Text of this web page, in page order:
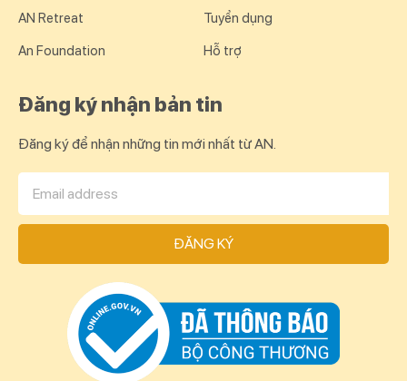
AN Retreat
An Foundation
Tuyển dụng
Hỗ trợ
Đăng ký nhận bản tin
Đăng ký để nhận những tin mới nhất từ AN.
ĐĂNG KÝ